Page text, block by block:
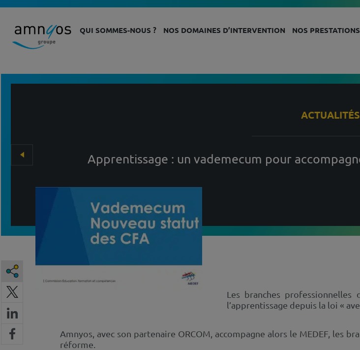
QUI SOMMES-NOUS ? NOS DOMAINES D’INTERVENTION NOS PRESTATIONS
ACTUALITÉS
Apprentissage : un vademecum pour
Les branches
l’apprentissage depuis la loi «
Amnyos, avec son partenaire ORCOM, accompagne alors le MEDEF, les
réforme.